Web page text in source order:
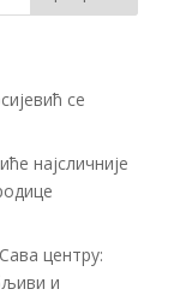
се
најсличније
центру:
и